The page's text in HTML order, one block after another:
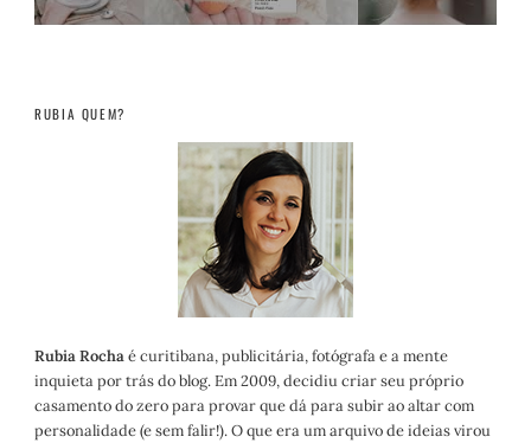
RUBIA QUEM?
Rubia Rochaé curitibana, publicitária, fotógrafa e a mente
inquieta por trás do blog. Em 2009, decidiu criar seu próprio
casamento do zero para provar que dá para subir ao altar com
personalidade (e sem falir!). O que era um arquivo de ideias virou